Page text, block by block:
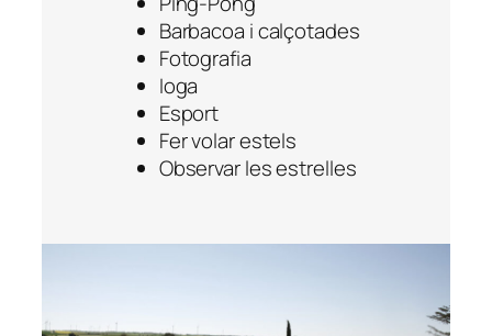
Barbacoa i calçotades
Fotografia
Ioga
Esport
Fer volar estels
Observar les estrelles